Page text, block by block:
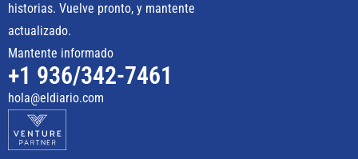
historias. Vuelve pronto, y mantente
actualizado.
Mantente informado
+1 936/342-7461
hola@eldiario.com